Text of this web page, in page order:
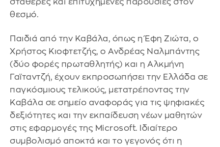
θεσμό.
Παιδιά από την Καβάλα, όπως η Έφη Ζιώτα, ο
Χρήστος Κιοφτετζής, ο Ανδρέας Ναλμπάντης
(δύο φορές πρωταθλητής) και η Αλκμήνη
Γαϊταντζή, έχουν εκπροσωπήσει την Ελλάδα σε
παγκόσμιους τελικούς, μετατρέποντας την
Καβάλα σε σημείο αναφοράς για τις ψηφιακές
δεξιότητες και την εκπαίδευση νέων μαθητών
στις εφαρμογές της Microsoft. Ιδιαίτερο
συμβολισμό αποκτά και το γεγονός ότι η